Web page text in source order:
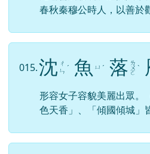
春秋秦穆公時人，以善於
015.沈 ㄔ
ㄣ ˊ 魚 ㄩ ˊ 落 ㄌ
ㄨ
ㄛ
ˋ
形容女子容貌美麗出眾。
色天香」、「傾國傾城」